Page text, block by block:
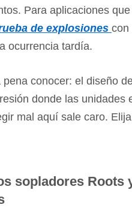
Para aplicaciones
de explosiones con
ocurrencia tardía.
conocer: el diseño
donde las
mal aquí sale caro.
sopladores Roots